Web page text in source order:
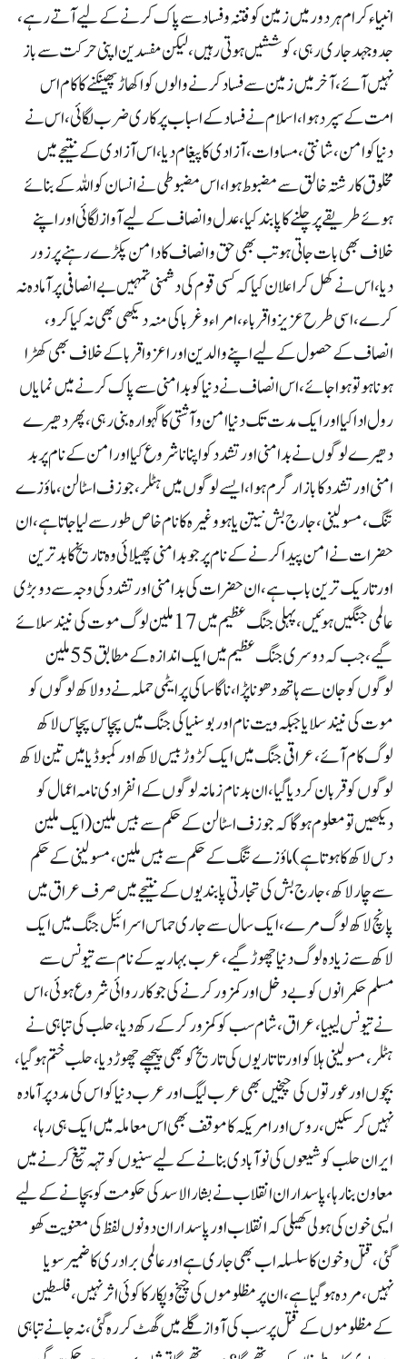
انبیاء کرام ہر دور میں زمین کو فتنہ وفساد سے پاک کرنے کے لیے آتے رہے،
جد وجہد جاری رہی، کوششیں ہوتی رہیں، لیکن مفسدین اپنی حرکت سے باز
نہیں آئے، آخر میں زمین سے فساد کرنے والوں کو اکھاڑ پھینکنے کا کام اس
امت کے سپرد ہوا، اسلام نے فساد کے اسباب پر کاری ضرب لگائی، اس نے
دنیا کو امن، شانتی، مساوات، آزادی کا پیغام دیا، اس آزادی کے نتیجے میں
مخلوق کا رشتہ خالق سے مضبوط ہو ا، اس مضبوطی نے انسان کو اللہ کے بنائے
ہوئے طریقے پر چلنے کا پابند کیا، عدل وانصاف کے لیے آواز لگائی اور اپنے
خلاف بھی بات جاتی ہو تب بھی حق وانصاف کا دامن پکڑے رہنے پر زور
دیا، اس نے کھل کر اعلان کیا کہ کسی قوم کی دشمنی تمہیں بے انصافی پر آمادہ نہ
کرے، اسی طرح عزیز واقرباء، امراء وغربا کی منہ دیکھی بھی نہ کیا کرو،
انصاف کے حصول کے لیے اپنے والدین اور اعزواقربا کے خلاف بھی کھڑا
ہونا ہو تو ہوا جائے، اس انصاف نے دنیا کو بد امنی سے پاک کرنے میں نمایاں
رول ادا کیا اور ایک مدت تک دنیا امن وآشتی کا گہوارہ بنی رہی، پھر دھیرے
دھیرے لوگوں نے بد امنی اور تشدد کو اپنا نا شروع کیا اور امن کے نام پر بد
امنی اور تشدد کا بازار گرم ہوا، ایسے لوگوں میں ہٹلر، جوزف اسٹالن، ماؤزے
تنگ، مسولینی، جارج بش نیتن یاہو وغیرہ کا نام خاص طور سے لیا جاتا ہے، ان
حضرات نے امن پیدا کرنے کے نام پر جو بد امنی پھیلائی وہ تاریخ کا بد ترین
اور تاریک تر ین باب ہے، ان حضرات کی بد امنی اور تشدد کی وجہ سے دو بڑی
عالمی جنگیں ہوئیں، پہلی جنگ عظیم میں 17 ملین لوگ موت کی نیند سلائے
گیے، جب کہ دوسری جنگ عظیم میں ایک اندازہ کے مطابق 55 ملین
لوگوں کو جان سے ہاتھ دھونا پڑا، ناگا ساکی پر ایٹمی حملہ نے دو لاکھ لوگوں کو
موت کی نیند سلایا جبکہ ویت نام اور بوسنیا کی جنگ میں پچاس پچاس لاکھ
لوگ کام آئے، عراقی جنگ میں ایک کڑوڑ بیس لاکھ اور کمبوڈیا میں تین لاکھ
لوگوں کو قربان کر دیا گیا، ان بد نام زمانہ لوگوں کے انفرادی نامہ اعمال کو
دیکھیں تو معلوم ہوگا کہ جوزف اسٹالن کے حکم سے بیس ملین (ایک ملین
دس لاکھ کا ہوتا ہے) ماؤزے تنگ کے حکم سے بیس ملین، مسولینی کے حکم
سے چار لاکھ، جارج بش کی تجارتی پابندیوں کے نتیجے میں صرف عراق میں
پانچ لاکھ لوگ مرے،ایک سال سے جاری حماس اسرائیل جنگ میں ایک
لاکھ سے زیادہ لوگ دنیا چھوڑ گیے،عرب بہاریہ کے نام سے تیونس سے
مسلم حکمرانوں کو بے دخل اور کمزور کرنے کی جو کارروائی شروع ہوئی، اس
نے تیونس لیبیا، عراق، شام سب کوکمزور کرکے رکھ دیا، حلب کی تباہی نے
ہٹلر، مسولینی ہلاکو اور تاتاریوں کی تاریخ کو بھی پیچھے چھوڑ دیا، حلب ختم ہو گیا،
بچوں اور عورتوں کی چیخیں بھی عرب لیگ اور عرب دنیا کو اس کی مدد پر آمادہ
نہیں کر سکیں، روس اور امریکہ کاموقف بھی اس معاملہ میں ایک ہی رہا،
ایران حلب کو شیعوں کی نو آبادی بنانے کے لیے سنیوں کو تہہ تیغ کرنے میں
معاون بنا رہا، پاسداران انقلاب نے بشار الاسد کی حکومت کو بچانے کے لیے
ایسی خون کی ہولی کھیلی کہ انقلاب اور پاسداران دونوں لفظ کی معنویت کھو
گئی، قتل وخون کا سلسلہ اب بھی جاری ہے اور عالمی برادری کا ضمیر سویا
نہیں، مردہ ہو گیا ہے، ان پر مظلوموں کی چیخ وپکار کا کوئی اثر نہیں،فلسطین
کے مظلوموں کے قتل پر سب کی آواز گلے میں گھٹ کر رہ گئی، نہ جانے تباہی